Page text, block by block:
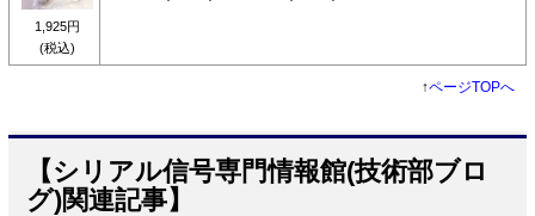
1,925円
(税込)
↑ページTOPへ
【シリアル信号専門情報館(技術部ブロ
グ)関連記事】